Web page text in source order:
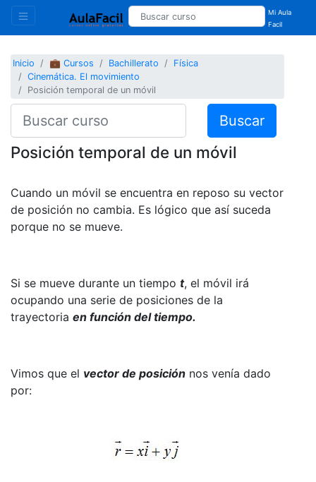
Mi Aula
Facil
Inicio 💼 Cursos Bachillerato
Física
Cinemática. El movimiento
Posición temporal de un móvil
Buscar
Posición temporal de un móvil
Cuando un móvil se encuentra en reposo su vector
de posición no cambia. Es lógico que así suceda
porque no se mueve.
Si se mueve durante un tiempo t, el móvil irá
ocupando una serie de posiciones de la
trayectoria en función del tiempo.
Vimos que el vector de posición nos venía dado
por: